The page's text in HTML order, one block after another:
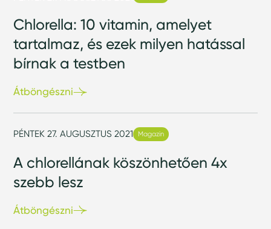
Chlorella: 10 vitamin, amelyet
tartalmaz, és ezek milyen hatással
bírnak a testben
Átböngészni
PÉNTEK 27. AUGUSZTUS 2021 Magazin
A chlorellának köszönhetően 4x
szebb lesz
Átböngészni